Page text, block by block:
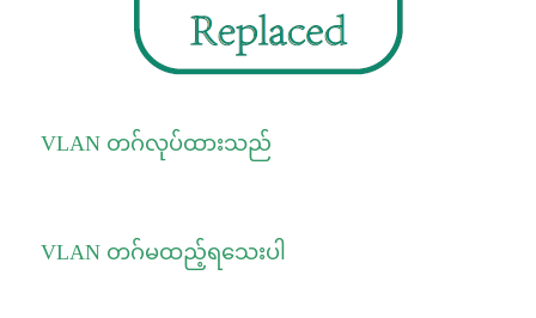
VLAN တဂ်လုပ်ထားသည်
VLAN တဂ်မထည့်ရသေးပါ